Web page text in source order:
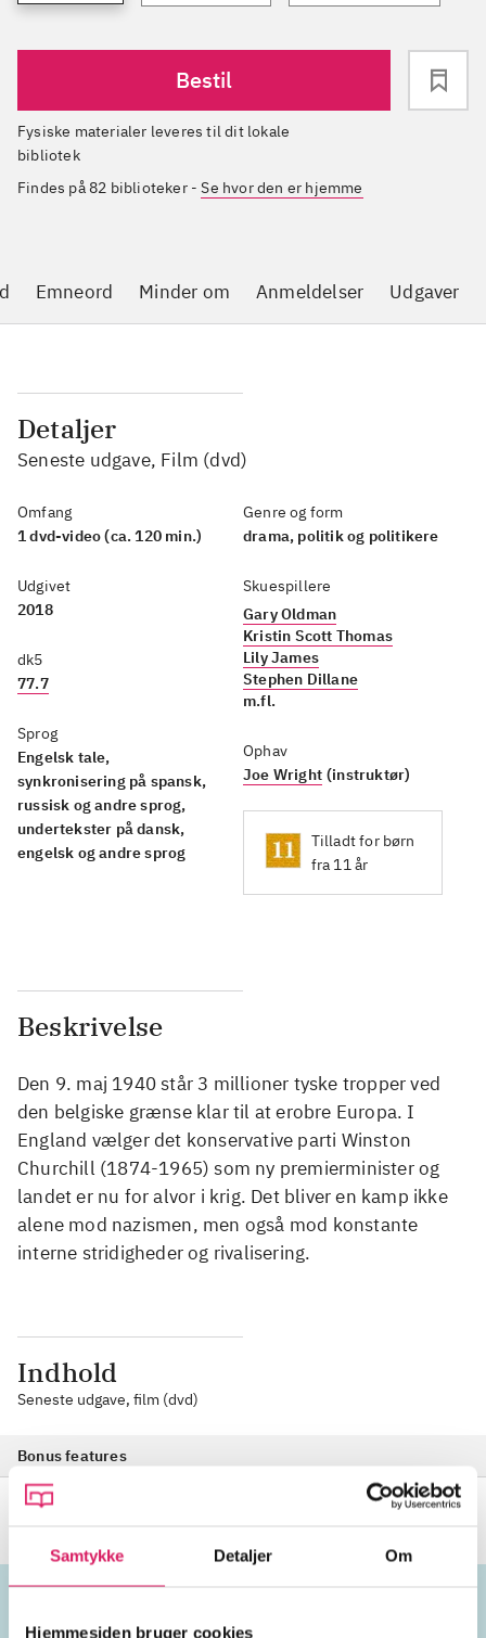
Samtykke Detaljer Om
Hjemmesiden bruger cookies
Bestil
Fysiske materialer leveres til dit lokale
bibliotek
Findes på 82 biblioteker-Se hvor den er hjemme
Emneord Minder om Anmeldelser Udgaver
Detaljer
Seneste udgave, Film (dvd)
Omfang
1 dvd-video (ca. 120 min.)
Udgivet
2018
dk5
77.7
Sprog
Engelsk tale,
synkronisering på spansk,
russisk og andre sprog,
undertekster på dansk,
engelsk og andre sprog
Genre og form
drama, politik og politikere
Skuespillere
Gary Oldman
Kristin Scott Thomas
Lily James
Stephen Dillane
m.fl.
Ophav
Joe Wright (instruktør)
Tilladt for børn
fra 11 år
Beskrivelse
Den 9. maj 1940 står 3 millioner tyske tropper ved
den belgiske grænse klar til at erobre Europa. I
England vælger det konservative parti Winston
Churchill (1874-1965) som ny premierminister og
landet er nu for alvor i krig. Det bliver en kamp ikke
alene mod nazismen, men også mod konstante
interne stridigheder og rivalisering.
Indhold
Seneste udgave, film (dvd)
Bonus features